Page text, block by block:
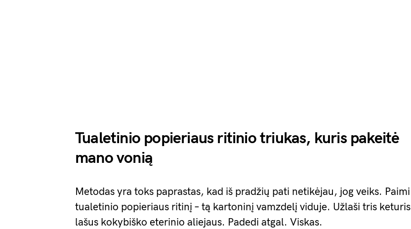
Tualetinio popieriaus ritinio triukas, kuris pakeitė
mano vonią
Metodas yra toks paprastas, kad iš pradžių pati netikėjau, jog veiks. Paimi
tualetinio popieriaus ritinį – tą kartoninį vamzdelį viduje. Užlaši tris keturis
lašus kokybiško eterinio aliejaus. Padedi atgal. Viskas.